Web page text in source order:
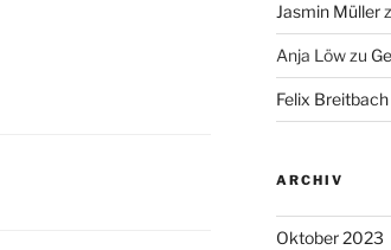
Jasmin Müller
Anja Löwzu
Felix Breitbach
ARCHIV
Oktober 2023